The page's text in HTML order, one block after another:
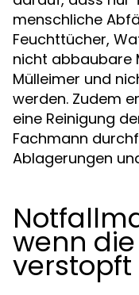
menschliche
Feuchttücher,
nicht abbaubare
Mülleimer und
werden. Zudem
eine Reinigung
Fachmann
Ablagerungen
wenn
verstopft